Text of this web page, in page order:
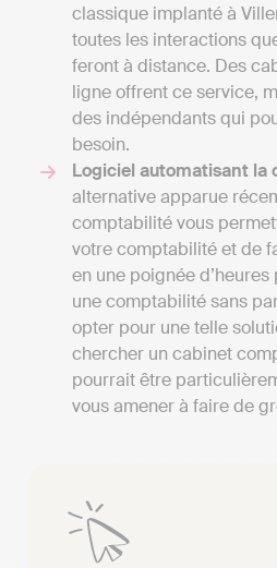
classique implanté à
toutes les interactions
feront à distance. Des
ligne offrent ce service,
des indépendants qui
besoin.
Logiciel automatisant la
alternative apparue
comptabilité vous
votre comptabilité et de
en une poignée d’heures
une comptabilité sans
opter pour une telle
chercher un cabinet
pourrait être
vous amener à faire de